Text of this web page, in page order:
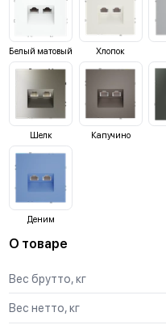
Белый матовый Хлопок
Шелк Капучино
Деним
О товаре
Вес брутто, кг
Вес нетто, кг